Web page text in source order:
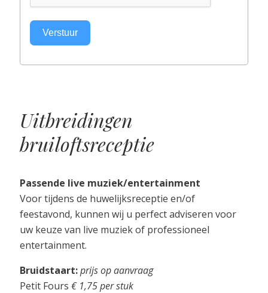
Verstuur
Uitbreidingen
bruiloftsreceptie
Passende live muziek/entertainment
Voor tijdens de huwelijksreceptie en/of
feestavond, kunnen wij u perfect adviseren voor
uw keuze van live muziek of professioneel
entertainment.
Bruidstaart:prijs op aanvraag
Petit Fours € 1,75 per stuk